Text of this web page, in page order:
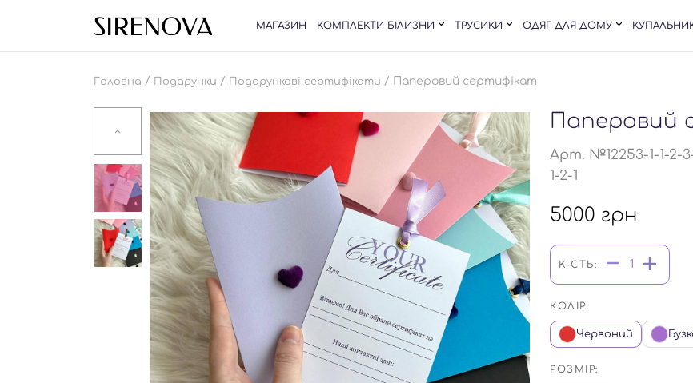
МАГАЗИН КОМПЛЕКТИ БІЛИЗНИ ТРУСИКИ ОДЯГ ДЛЯ ДОМУ
Головна / Подарунки / Подарункові сертифікати / Паперовий сертифікат
Паперовий
Арт. №12253-1-1-2-3-
1-2-1
5000 грн
К-СТЬ:
КОЛІР:
Червоний
РОЗМІР: